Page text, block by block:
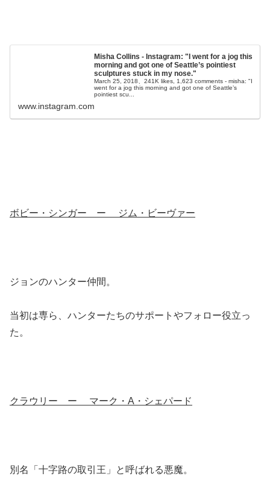
Misha Collins - Instagram: "I went for a jog this
morning and got one of Seattle’s pointiest
sculptures stuck in my nose."
March 25, 2018、241K likes, 1,623 comments - misha: "I
went for a jog this morning and got one of Seattle’s
pointiest scu...
www.instagram.com
ボビー・シンガー ー ジム・ビーヴァー
ジョンのハンター仲間。
当初は専ら、ハンターたちのサポートやフォロー役立っ
た。
クラウリー ー マーク・A・シェパード
別名「十字路の取引王」と呼ばれる悪魔。